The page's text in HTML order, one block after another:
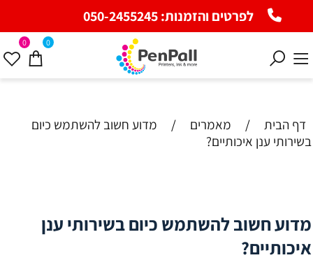
לפרטים והזמנות:050-2455245
0 0
דף הבית / מאמרים /
מדוע חשוב להשתמש כיום
בשירותי ענן איכותיים?
מדוע חשוב להשתמש כיום בשירותי ענן
איכותיים?